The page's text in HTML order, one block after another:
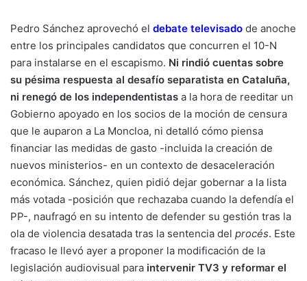
Pedro Sánchez aprovechó el debate televisado de anoche
entre los principales candidatos que concurren el 10-N
para instalarse en el escapismo. Ni rindió cuentas sobre
su pésima respuesta al desafío separatista en Cataluña,
ni renegó de los independentistas a la hora de reeditar un
Gobierno apoyado en los socios de la moción de censura
que le auparon a La Moncloa, ni detalló cómo piensa
financiar las medidas de gasto -incluida la creación de
nuevos ministerios- en un contexto de desaceleración
económica. Sánchez, quien pidió dejar gobernar a la lista
más votada -posición que rechazaba cuando la defendía el
PP-, naufragó en su intento de defender su gestión tras la
ola de violencia desatada tras la sentencia del procés. Este
fracaso le llevó ayer a proponer la modificación de la
legislación audiovisual para intervenir TV3 y reformar el